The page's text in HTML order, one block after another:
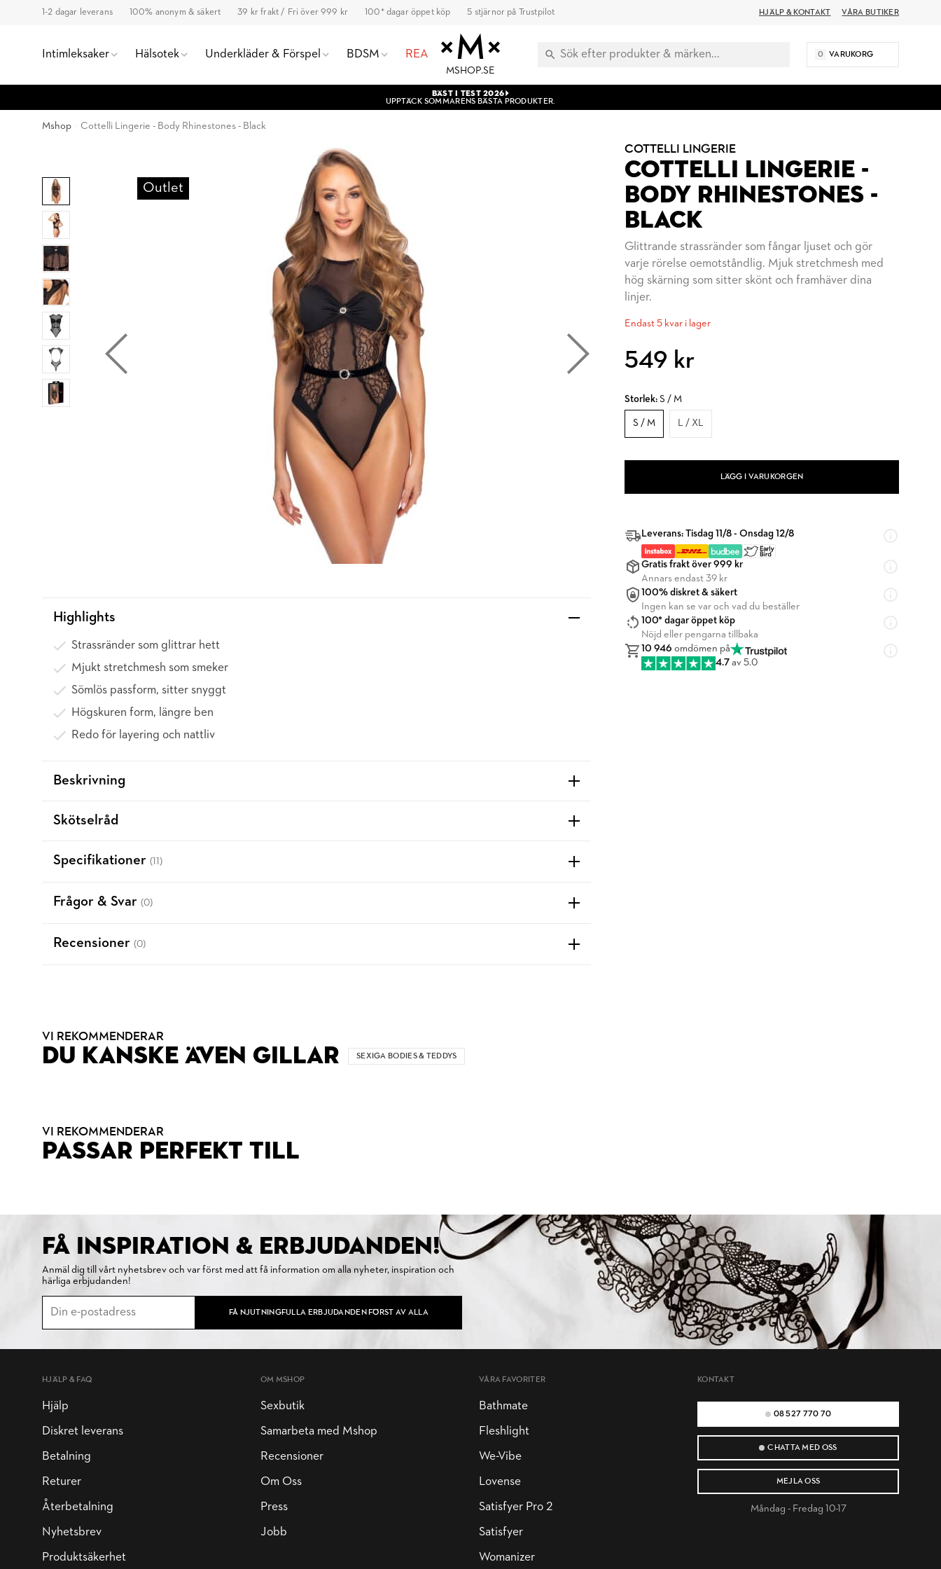
1-2 dagar leverans 100% anonym & säkert 39 kr frakt / Fri över 999 kr 100* dagar öppet köp 5 stjärnor på Trustpilot HJÄLP & KONTAKT VÅRA BUTIKER
Intimleksaker Hälsotek Underkläder & Förspel BDSM REA
MSHOP.SE
0 VARUKORG
BÄST I TEST 2026
UPPTÄCK SOMMARENS BÄSTA PRODUKTER.
Mshop Cottelli Lingerie - Body Rhinestones - Black
Outlet
COTTELLI LINGERIE
COTTELLI LINGERIE -
BODY RHINESTONES -
BLACK
Glittrande strassränder som fångar ljuset och gör
varje rörelse oemotståndlig. Mjuk stretchmesh med
hög skärning som sitter skönt och framhäver dina
linjer.
Endast 5 kvar i lager
549 kr
Storlek: S / M
S / M L / XL
LÄGG I VARUKORGEN
Leverans: Tisdag 11/8 - Onsdag 12/8
Gratis frakt över 999 kr
Annars endast 39 kr
100% diskret & säkert
Ingen kan se var och vad du beställer
100* dagar öppet köp
Nöjd eller pengarna tillbaka
10 946 omdömen på
4.7 av 5.0
Highlights
Strassränder som glittrar hett
Mjukt stretchmesh som smeker
Sömlös passform, sitter snyggt
Högskuren form, längre ben
Redo för layering och nattliv
Beskrivning
Skötselråd
Specifikationer (11)
Frågor & Svar (0)
Recensioner (0)
VI REKOMMENDERAR
DU KANSKE ÄVEN GILLAR SEXIGA BODIES & TEDDYS
VI REKOMMENDERAR
PASSAR PERFEKT TILL
FÅ INSPIRATION & ERBJUDANDEN!
Anmäl dig till vårt nyhetsbrev och var först med att få information om alla nyheter, inspiration och
härliga erbjudanden!
FÅ NJUTNINGFULLA ERBJUDANDEN FÖRST AV ALLA
KONTAKT
08 527 770 70
CHATTA MED OSS
MEJLA OSS
Måndag - Fredag 10-17
HJÄLP & FAQ
Hjälp
Diskret leverans
Betalning
Returer
Återbetalning
Nyhetsbrev
Produktsäkerhet
OM MSHOP
Sexbutik
Samarbeta med Mshop
Recensioner
Om Oss
Press
Jobb
VÅRA FAVORITER
Bathmate
Fleshlight
We-Vibe
Lovense
Satisfyer Pro 2
Satisfyer
Womanizer